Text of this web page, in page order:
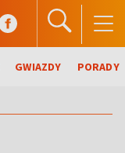
GWIAZDY PORADY